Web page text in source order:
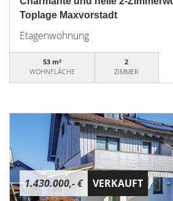
Toplage Maxvorstadt
Etagenwohnung
53 m²
WOHNFLÄCHE
2
ZIMMER
1.430.000,- € VERKAUFT